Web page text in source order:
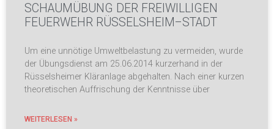
SCHAUMÜBUNG DER FREIWILLIGEN
FEUERWEHR RÜSSELSHEIM–STADT
Um eine unnötige Umweltbelastung zu vermeiden, wurde
der Übungsdienst am 25.06.2014 kurzerhand in der
Rüsselsheimer Kläranlage abgehalten. Nach einer kurzen
theoretischen Auffrischung der Kenntnisse über
WEITERLESEN »